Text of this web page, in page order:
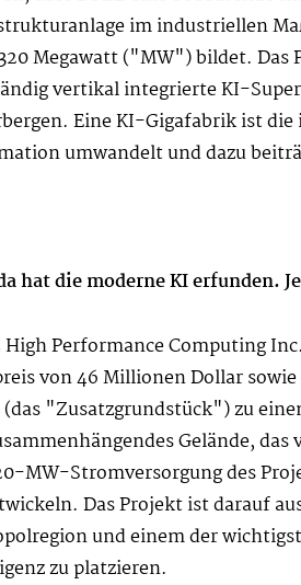
im industriellen
Megawatt ("MW") bildet. Das
vertikal integrierte KI-
Eine KI-Gigafabrik ist
umwandelt und dazu
hat die moderne KI erfunden.
High Performance Computing
von 46 Millionen Dollar
(das "Zusatzgrundstück") zu
Gelände,
MW-Stromversorgung des
Das Projekt ist darauf
und einem der
zu platzieren.